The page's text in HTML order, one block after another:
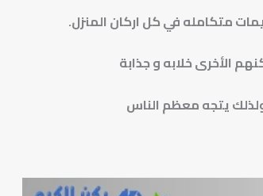
متكامله في كل اركان المنزل.
الأخرى خلابه و جذابة
يتجه معظم الناس